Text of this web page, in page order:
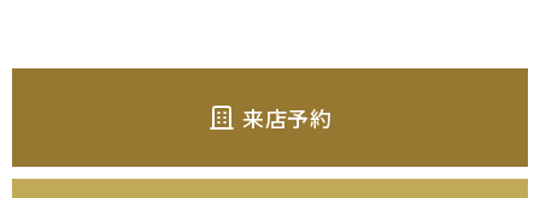
来店予約